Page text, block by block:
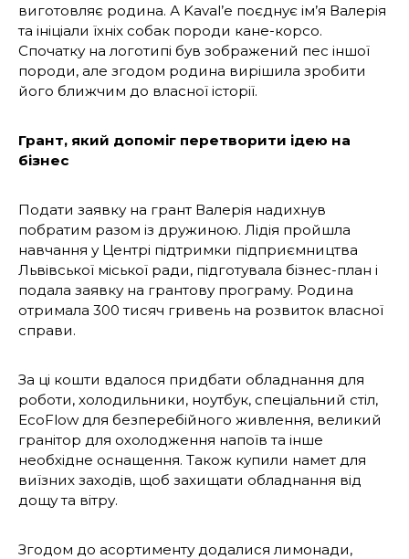
виготовляє родина. А Kaval’e поєднує ім’я Валерія
та ініціали їхніх собак породи кане-корсо.
Спочатку на логотипі був зображений пес іншої
породи, але згодом родина вирішила зробити
його ближчим до власної історії.
Грант, який допоміг перетворити ідею на
бізнес
Подати заявку на грант Валерія надихнув
побратим разом із дружиною. Лідія пройшла
навчання у Центрі підтримки підприємництва
Львівської міської ради, підготувала бізнес-план і
подала заявку на грантову програму. Родина
отримала 300 тисяч гривень на розвиток власної
справи.
За ці кошти вдалося придбати обладнання для
роботи, холодильники, ноутбук, спеціальний стіл,
EcoFlow для безперебійного живлення, великий
гранітор для охолодження напоїв та інше
необхідне оснащення. Також купили намет для
виїзних заходів, щоб захищати обладнання від
дощу та вітру.
Згодом до асортименту додалися лимонади,